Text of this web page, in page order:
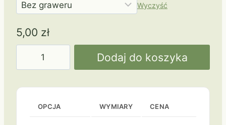
Wyczyść
5,00 zł
MMC34050
Szachy
Dodaj do koszyka
OPCJA WYMIARY CENA